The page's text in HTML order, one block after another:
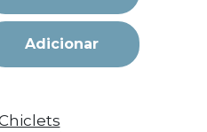
Adicionar